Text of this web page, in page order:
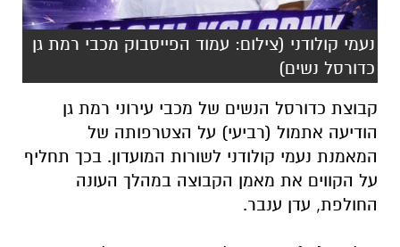
קבוצת כדורסל הנשים של מכבי עירוני רמת גן
הודיעה אתמול (רביעי) על הצטרפותה של
המאמנת נעמי קולודני לשורות המועדון. בכך תחליף
החולפת, עדן ענבר.
קולודני (44) מגיעה אל מחזיקת הגביע לאחר עונה
מצוינת במהלכה הדריכה את מכבי חיפה, לצד
ניסיונה כעוזרת מאמן בקבוצת הגברים באשדוד